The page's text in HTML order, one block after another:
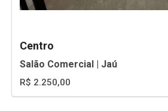
Centro
Salão Comercial | Jaú
R$ 2.250,00